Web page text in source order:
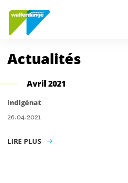
Actualités
Avril 2021
Indigénat
26.04.2021
LIRE PLUS